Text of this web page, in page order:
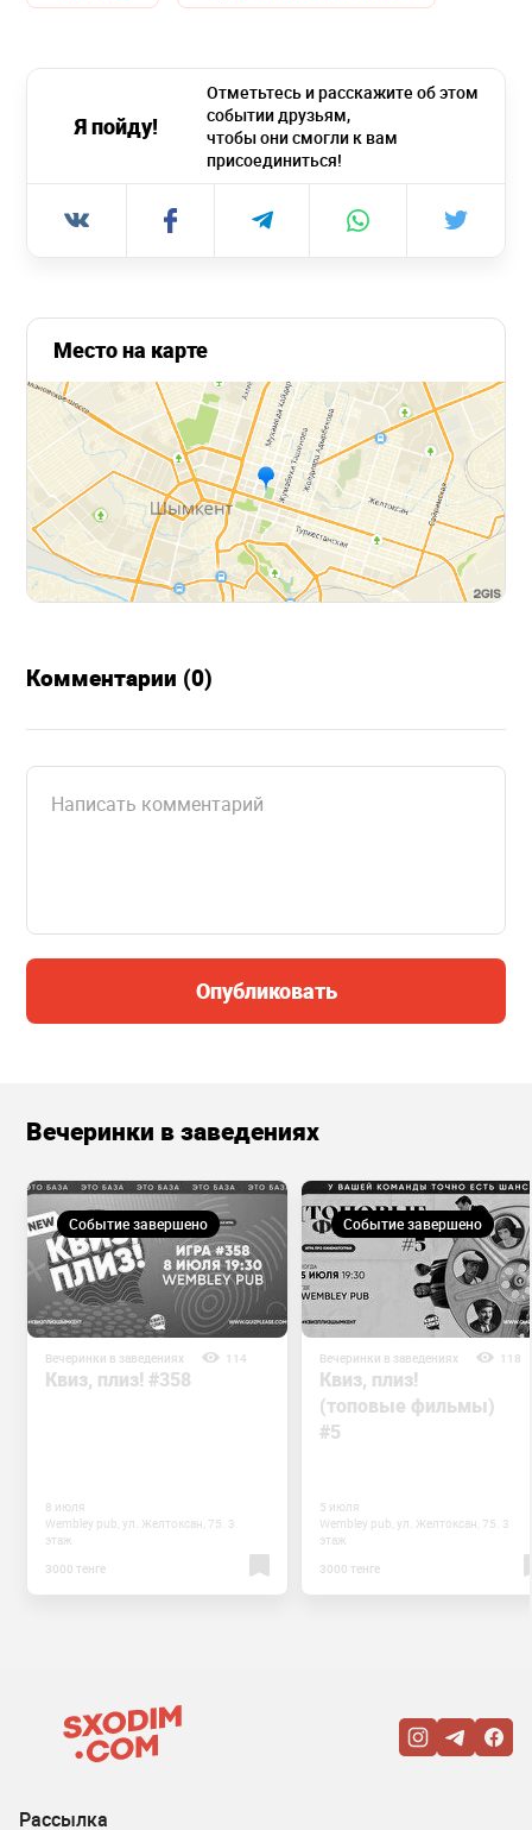
Я пойду!
Отметьтесь и расскажите об этом
событии друзьям,
чтобы они смогли к вам
присоединиться!
Место на карте
Комментарии (0)
Опубликовать
Вечеринки в заведениях
Событие завершено
Вечеринки в заведениях 114
Квиз, плиз! #358
8 июля
Wembley pub, ул. Желтоксан, 75. 3
этаж
3000 тенге
Событие завершено
Вечеринки в заведениях 118
Квиз, плиз!
(топовые фильмы)
#5
5 июля
Wembley pub, ул. Желтоксан, 75. 3
этаж
3000 тенге
Рассылка